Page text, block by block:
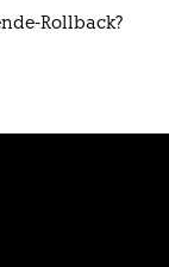
Rollback?